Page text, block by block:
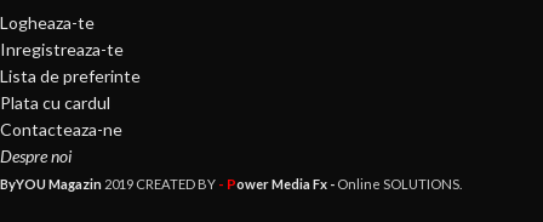
Logheaza-te
Inregistreaza-te
Lista de preferinte
Plata cu cardul
Contacteaza-ne
Despre noi
ByYOU Magazin 2019 CREATED BY - Power Media Fx - Online SOLUTIONS.